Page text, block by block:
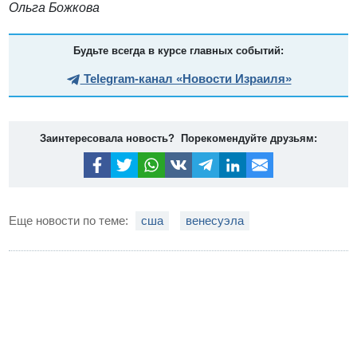
Ольга Божкова
Будьте всегда в курсе главных событий:
Telegram-канал «Новости Израиля»
Заинтересовала новость? Порекомендуйте друзьям:
Еще новости по теме: сша венесуэла